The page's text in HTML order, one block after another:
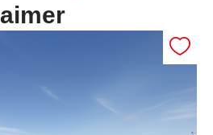
aimer